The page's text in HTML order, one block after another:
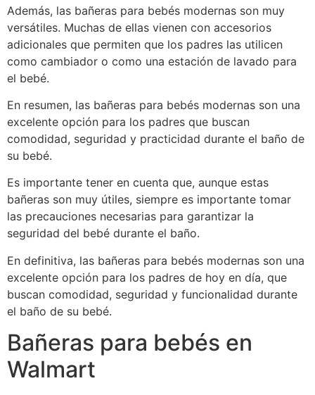
Además, las bañeras para bebés modernas son muy
versátiles. Muchas de ellas vienen con accesorios
adicionales que permiten que los padres las utilicen
como cambiador o como una estación de lavado para
el bebé.
En resumen, las bañeras para bebés modernas son una
excelente opción para los padres que buscan
comodidad, seguridad y practicidad durante el baño de
su bebé.
Es importante tener en cuenta que, aunque estas
bañeras son muy útiles, siempre es importante tomar
las precauciones necesarias para garantizar la
seguridad del bebé durante el baño.
En definitiva, las bañeras para bebés modernas son una
excelente opción para los padres de hoy en día, que
buscan comodidad, seguridad y funcionalidad durante
el baño de su bebé.
Bañeras para bebés en
Walmart